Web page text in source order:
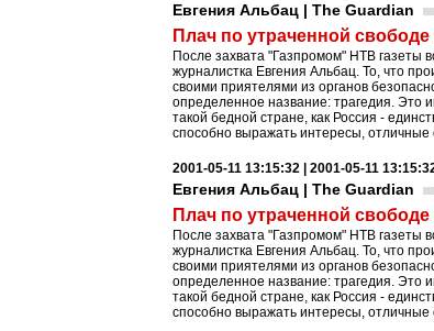
Евгения Альбац | The Guardian
Плач по утраченной
После захвата "Газпромом" НТВ газеты
журналистка Евгения Альбац. То, что
своими приятелями из органов
определенное название: трагедия. Это
такой бедной стране, как Россия -
способно выражать интересы, отличные
2001-05-11 13:15:32 | 2001-05-11
Евгения Альбац | The Guardian
Плач по утраченной
После захвата "Газпромом" НТВ газеты
журналистка Евгения Альбац. То, что
своими приятелями из органов
определенное название: трагедия. Это
такой бедной стране, как Россия -
способно выражать интересы, отличные